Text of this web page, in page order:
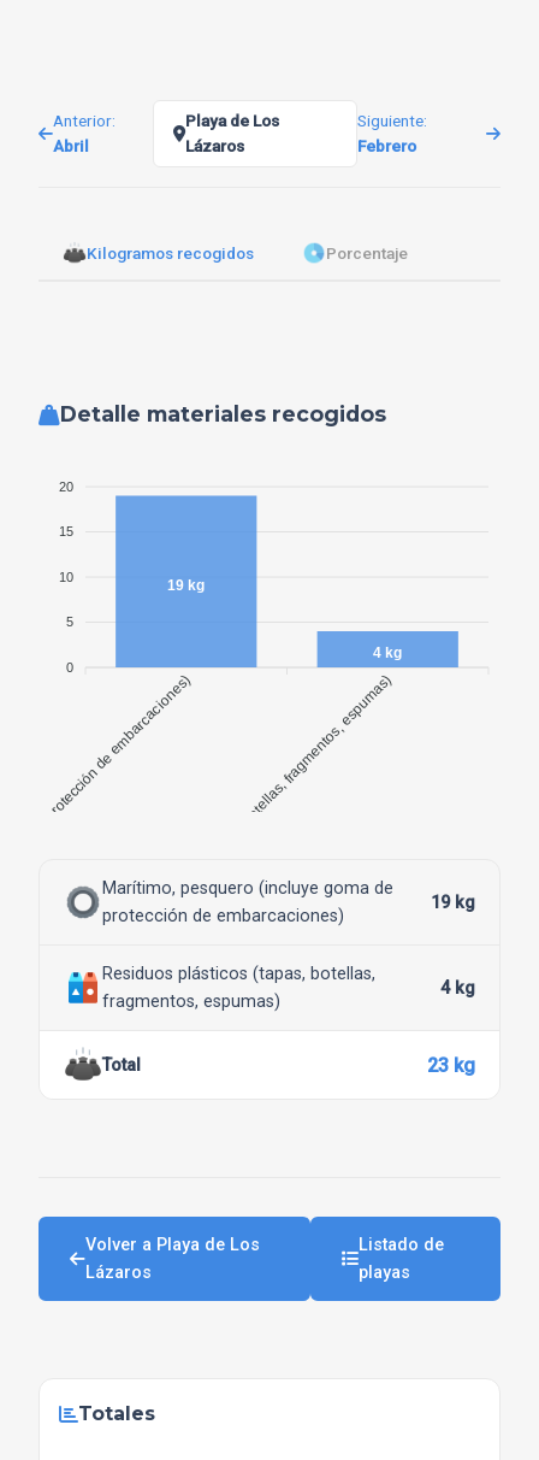
Publicación SomosUnaOla
Asia los arroja al mar y Trump los resucita. Europa, sola
contra los plásticos
Anterior:
Abril
Playa de Los
Lázaros
Siguiente:
Febrero
Kilogramos recogidos Porcentaje
Detalle materiales recogidos
20
15
10
5
0
19 kg
4 kg
de embarcaciones)
Residuos plásticos (tapas, botellas, fragmentos, espumas)
Marítimo, pesquero (incluye goma de
protección de embarcaciones)
19 kg
Residuos plásticos (tapas, botellas,
fragmentos, espumas)
4 kg
Total 23 kg
Volver a Playa de Los
Lázaros
Listado de
playas
Totales